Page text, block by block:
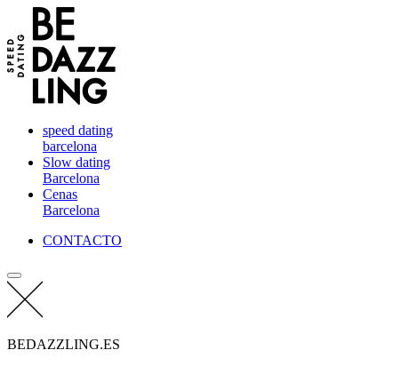
speed dating
barcelona
Slow dating
Barcelona
Cenas
Barcelona
CONTACTO
BEDAZZLING.ES